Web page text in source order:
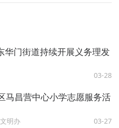
华门街道持续开展义务理发
03-28
马昌营中心小学志愿服务活
明办 03-27